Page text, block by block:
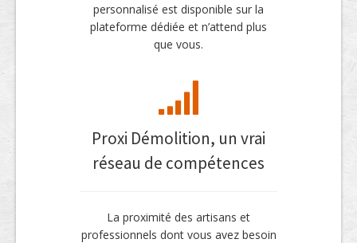
personnalisé est disponible sur la
plateforme dédiée et n’attend plus
que vous.
Proxi Démolition, un vrai
réseau de compétences
La proximité des artisans et
professionnels dont vous avez besoin